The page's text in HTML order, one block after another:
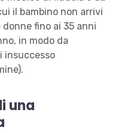
il bambino non arrivi
fino ai 35 anni
in modo da
insuccesso
una